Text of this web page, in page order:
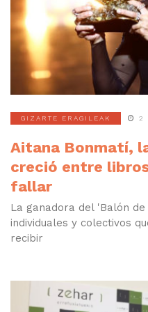
GIZARTE ERAGILEAK 2
Aitana Bonmatí,
creció entre
fallar
La ganadora del 'Balón
individuales y colectivos
recibir